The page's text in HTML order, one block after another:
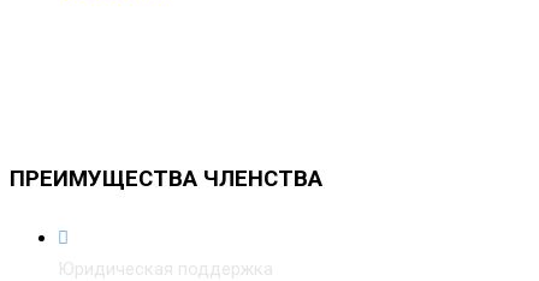
ПРЕИМУЩЕСТВА ЧЛЕНСТВА
Юридическая поддержка